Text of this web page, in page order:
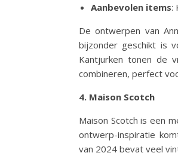
Aanbevolen items:
De ontwerpen van
bijzonder geschikt is
Kantjurken tonen de
combineren, perfect
4. Maison Scotch
Maison Scotch is een
ontwerp-inspiratie
van 2024 bevat veel